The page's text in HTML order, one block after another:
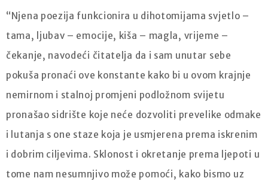
“Njena poezija funkcionira u dihotomijama svjetlo –
tama, ljubav – emocije, kiša – magla, vrijeme –
čekanje, navodeći čitatelja da i sam unutar sebe
pokuša pronaći ove konstante kako bi u ovom krajnje
nemirnom i stalnoj promjeni podložnom svijetu
pronašao sidrište koje neće dozvoliti prevelike odmake
i lutanja s one staze koja je usmjerena prema iskrenim
i dobrim ciljevima. Sklonost i okretanje prema ljepoti u
tome nam nesumnjivo može pomoći, kako bismo uz